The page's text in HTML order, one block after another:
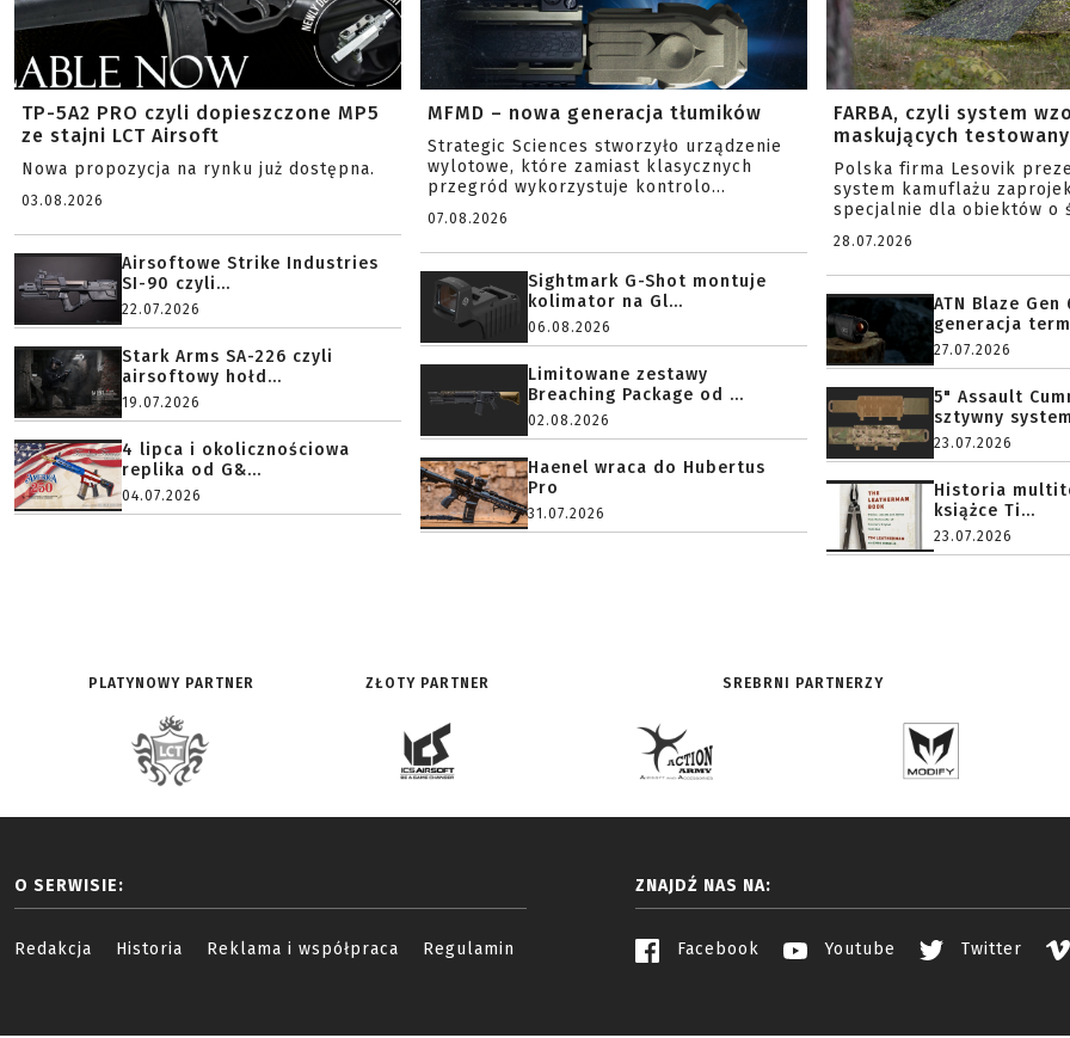
TP-5A2 PRO czyli dopieszczone MP5
ze stajni LCT Airsoft
Nowa propozycja na rynku już dostępna.
03.08.2026
Airsoftowe Strike Industries
SI-90 czyli...
22.07.2026
Stark Arms SA-226 czyli
airsoftowy hołd...
19.07.2026
4 lipca i okolicznościowa
replika od G&...
04.07.2026
MFMD – nowa generacja tłumików
Strategic Sciences stworzyło urządzenie
wylotowe, które zamiast klasycznych
przegród wykorzystuje kontrolo...
07.08.2026
Sightmark G-Shot montuje
kolimator na Gl...
06.08.2026
Limitowane zestawy
Breaching Package od ...
02.08.2026
Haenel wraca do Hubertus
Pro
31.07.2026
FARBA, czyli system
maskujących
Polska firma Lesovik
system kamuflażu
specjalnie dla obiektów o
28.07.2026
ATN Blaze Gen
generacja
27.07.2026
5" Assault
sztywny
23.07.2026
Historia
książce Ti...
23.07.2026
PLATYNOWY PARTNER ZŁOTY PARTNER SREBRNI PARTNERZY
O SERWISIE:
Redakcja Historia Reklama i współpraca Regulamin
ZNAJDŹ NAS NA:
Facebook Youtube Twitter